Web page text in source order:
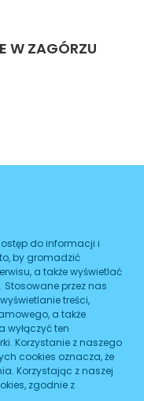
W ZAGÓRZU
Brak podanych linii
Brak podanych linii
Brak podanych linii
do informacji i
by gromadzić
a także wyświetlać
przez nas
treści,
a także
wyłączyć ten
Korzystanie z naszego
cookies oznacza, że
Korzystając z naszej
zgodnie z